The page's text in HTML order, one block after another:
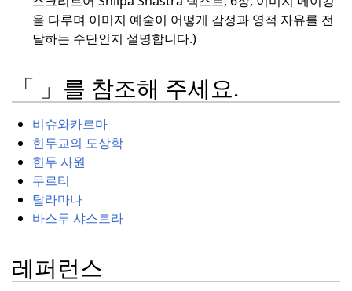
을 다루며 이미지 예술이 어떻게 감정과 영적 자유를 전
달하는 수단인지 설명합니다.)
「 」를 참조해 주세요.
비슈와카르마
힌두교의 도상학
힌두 사원
무르티
탈라마나
바스투 샤스트라
레퍼런스